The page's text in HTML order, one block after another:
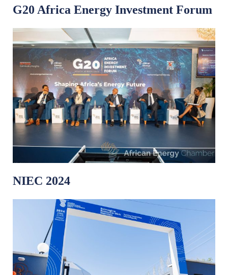
G20 Africa Energy Investment Forum
NIEC 2024